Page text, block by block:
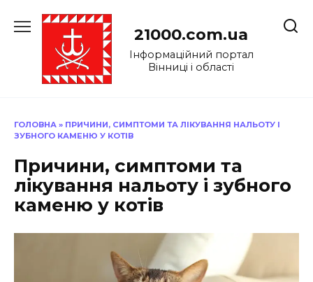
до
21000.com.ua
Інформаційний портал
Вінниці і області
ГОЛОВНА » ПРИЧИНИ, СИМПТОМИ ТА ЛІКУВАННЯ НАЛЬОТУ І
ЗУБНОГО КАМЕНЮ У КОТІВ
Причини, симптоми та
лікування нальоту і зубного
каменю у котів